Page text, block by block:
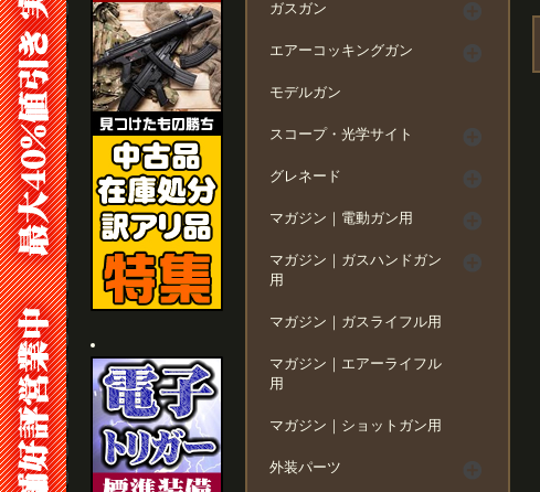
ガスガン
エアーコッキングガン
モデルガン
スコープ・光学サイト
グレネード
マガジン｜電動ガン用
マガジン｜ガスハンドガン
用
マガジン｜ガスライフル用
マガジン｜エアーライフル
用
マガジン｜ショットガン用
外装パーツ